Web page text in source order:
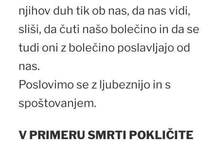
njihov duh tik ob nas, da nas vidi,
sliši, da čuti našo bolečino in da se
tudi oni z bolečino poslavljajo od
nas.
Poslovimo se z ljubeznijo in s
spoštovanjem.
V PRIMERU SMRTI POKLIČITE